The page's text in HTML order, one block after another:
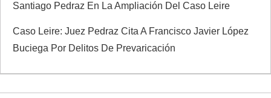
Santiago Pedraz En La Ampliación Del Caso Leire
Caso Leire: Juez Pedraz Cita A Francisco Javier López
Buciega Por Delitos De Prevaricación